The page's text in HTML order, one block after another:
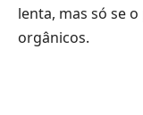
lenta, mas só se
orgânicos.